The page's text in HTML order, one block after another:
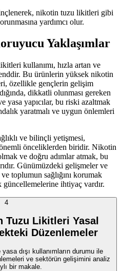
nikotin tuzu likitleri gibi
yardımcı olur.
Yaklaşımlar
kullanımı, hızla artan ve
Bu ürünlerin yüksek nikotin
özellikle gençlerin gelişim
dikkatli olunması gereken
yapıcılar, bu riski azaltmak
yaratmalı ve uygun önlemleri
ve bilinçli yetişmesi,
önceliklerden biridir. Nikotin
ve doğru adımlar atmak, bu
Günümüzdeki gelişmeler ve
toplumun sağlığını korumak
güncellemelerine ihtiyaç vardır.
4
Tuzu Likitleri Yasal
Düzenlemeler
dışı kullanımların durumu ile
ve sektörün gelişimini analiz
bir makale.